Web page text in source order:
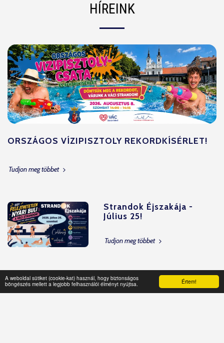
Értem!
A weboldal sütiket (cookie-kat) használ, hogy biztonságos
böngészés mellett a legjobb felhasználói élményt nyújtsa.
HÍREINK
ORSZÁGOS VÍZIPISZTOLY REKORDKÍSÉRLET!
Tudjon meg többet
Strandok Éjszakája -
Július 25!
Tudjon meg többet
Munkatársat keresünk
Fürdőszolgálatos,
kisegítő pénztár